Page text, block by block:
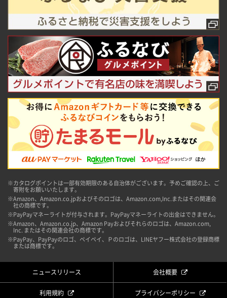
※カタログポイントは一部有効期限のある自治体がございます。予めご確認の上、ご
寄附をお願いいたします。
※Amazon、Amazon.co.jpおよびそのロゴは、Amazon.com,Inc.またはその関連会
社の商標です。
※PayPayマネーライトが付与されます。PayPayマネーライトの出金はできません。
※Amazon、Amazon.co.jp、Amazon Payおよびそれらのロゴは、Amazon.com,
Inc. またはその関連会社の商標です。
※PayPay、PayPayのロゴ、ペイペイ、Ｐのロゴは、LINEヤフー株式会社の登録商標
または商標です。
ニュースリリース 会社概要
利用規約 プライバシーポリシー